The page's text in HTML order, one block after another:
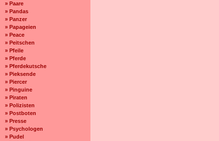
» Paare
» Pandas
» Panzer
» Papageien
» Peace
» Peitschen
» Pfeile
» Pferde
» Pferdekutsche
» Pieksende
» Piercer
» Pinguine
» Piraten
» Polizisten
» Postboten
» Presse
» Psychologen
» Pudel